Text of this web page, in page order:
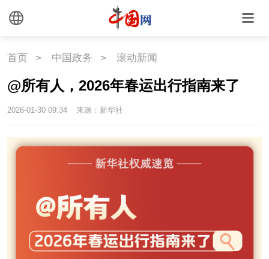
首页 > 中国政务 > 滚动新闻
@所有人，2026年春运出行指南来了
2026-01-30 09:34 来源：新华社